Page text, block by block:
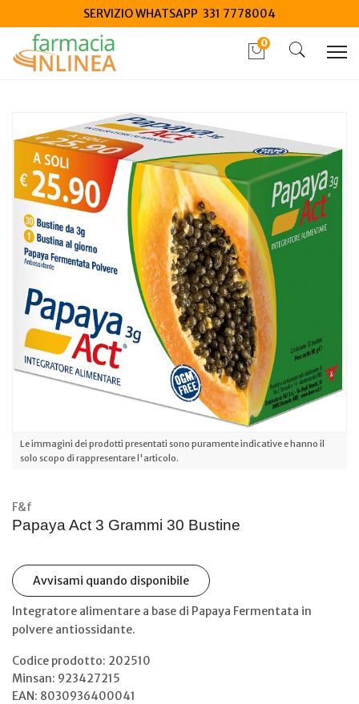
SERVIZIO WHATSAPP 331 7778004
0
Papaya Act 3 Grammi 30 Bustine
Le immagini dei prodotti presentati sono puramente indicative e hanno il
solo scopo di rappresentare l'articolo.
F&f
Papaya Act 3 Grammi 30 Bustine
Avvisami quando disponibile
Integratore alimentare a base di Papaya Fermentata in
polvere antiossidante.
Codice prodotto: 202510
Minsan: 923427215
EAN: 8030936400041